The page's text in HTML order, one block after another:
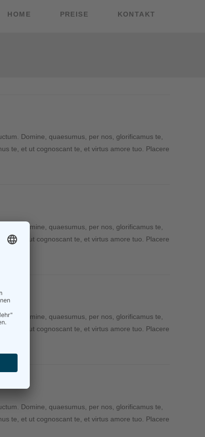
HOME PREISE KONTAKT
Domine, quaesumus, per nos, glorificamus te,
te, et ut cognoscant te, et virtus amore tuo. Placere
Domine, quaesumus, per nos, glorificamus te,
te, et ut cognoscant te, et virtus amore tuo. Placere
Domine, quaesumus, per nos, glorificamus te,
te, et ut cognoscant te, et virtus amore tuo. Placere
Domine, quaesumus, per nos, glorificamus te,
te, et ut cognoscant te, et virtus amore tuo. Placere